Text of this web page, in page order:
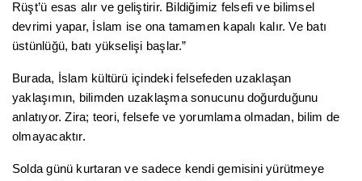
Rüşt’ü esas alır ve geliştirir. Bildiğimiz felsefi ve bilimsel
devrimi yapar, İslam ise ona tamamen kapalı kalır. Ve batı
üstünlüğü, batı yükselişi başlar.”
Burada, İslam kültürü içindeki felsefeden uzaklaşan
yaklaşımın, bilimden uzaklaşma sonucunu doğurduğunu
anlatıyor. Zira; teori, felsefe ve yorumlama olmadan, bilim de
olmayacaktır.
Solda günü kurtaran ve sadece kendi gemisini yürütmeye